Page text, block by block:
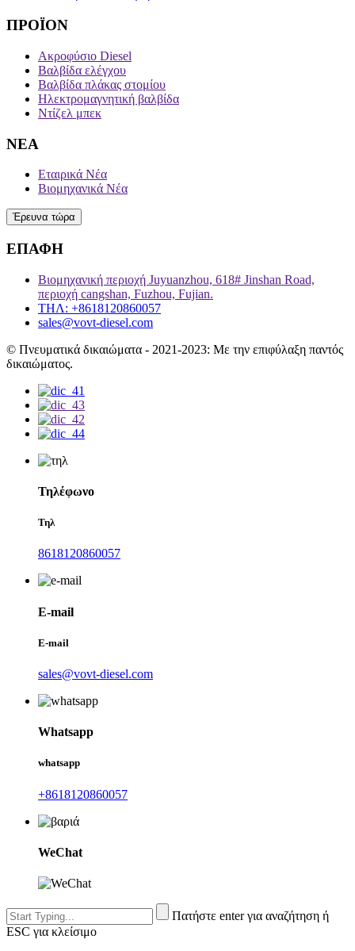
ΠΡΟΪΟΝ
Ακροφύσιο Diesel
Βαλβίδα ελέγχου
Βαλβίδα πλάκας στομίου
Ηλεκτρομαγνητική βαλβίδα
Ντίζελ μπεκ
ΝΕΑ
Εταιρικά Νέα
Βιομηχανικά Νέα
Έρευνα τώρα
ΕΠΑΦΗ
Βιομηχανική περιοχή Juyuanzhou, 618# Jinshan Road,
περιοχή cangshan, Fuzhou, Fujian.
ΤΗΛ: +8618120860057
sales@vovt-diesel.com
© Πνευματικά δικαιώματα - 2021-2023: Με την επιφύλαξη παντός
δικαιώματος.
Τηλέφωνο
Τηλ
8618120860057
E-mail
E-mail
sales@vovt-diesel.com
Whatsapp
whatsapp
+8618120860057
WeChat
Πατήστε enter για αναζήτηση ή
ESC για κλείσιμο